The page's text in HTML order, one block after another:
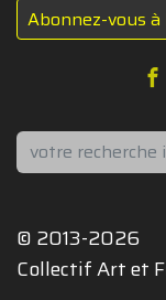
Abonnez-vous
Rechercher
© 2013-2026
Collectif Art et